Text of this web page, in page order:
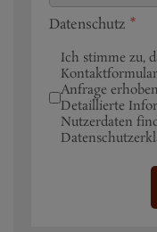
Datenschutz *
Ich stimme zu,
Anfrage
Detaillierte
Nutzerdaten